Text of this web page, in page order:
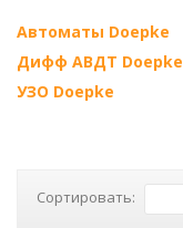
Автоматы Doepke
Дифф АВДТ Doepke
УЗО Doepke
Сортировать: